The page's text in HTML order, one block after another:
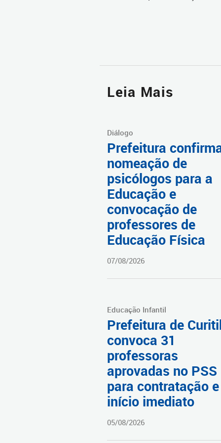
Leia Mais
Diálogo
Prefeitura
nomeação de
psicólogos para a
Educação e
convocação de
professores de
Educação Física
07/08/2026
Educação Infantil
Prefeitura de
convoca 31
professoras
aprovadas no PSS
para contratação e
início imediato
05/08/2026